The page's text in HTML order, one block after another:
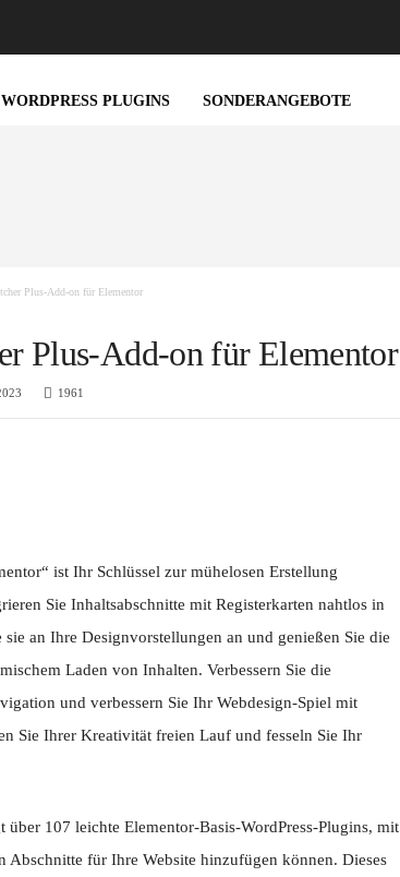
WORDPRESS PLUGINS SONDERANGEBOTE
Plus-Add-on für Elementor
Plus-Add-on für Elementor
1961
ist Ihr Schlüssel zur mühelosen Erstellung
Sie Inhaltsabschnitte mit Registerkarten nahtlos in
an Ihre Designvorstellungen an und genießen Sie die
Laden von Inhalten. Verbessern Sie die
und verbessern Sie Ihr Webdesign-Spiel mit
Sie Ihrer Kreativität freien Lauf und fesseln Sie Ihr
über 107 leichte Elementor-Basis-WordPress-Plugins, mit
Abschnitte für Ihre Website hinzufügen können. Dieses